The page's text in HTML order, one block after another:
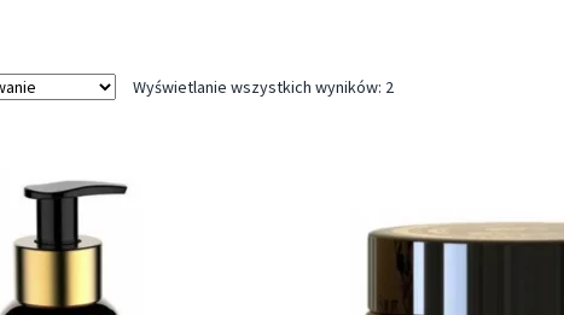
Wyświetlanie wszystkich wyników: 2